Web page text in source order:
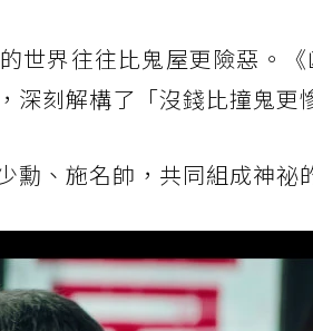
世界往往比鬼屋更險惡。
深刻解構了「沒錢比撞鬼更
勳、施名帥，共同組成神祕